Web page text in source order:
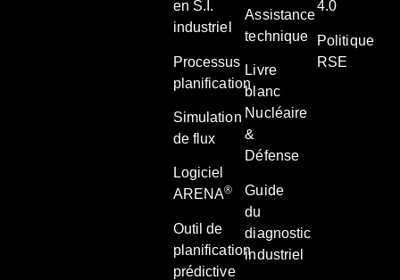
en S.I.
industriel
Processus
planification
Simulation
de flux
Logiciel
ARENA®
Outil de
planification
prédictive
Assistance
technique
Livre
blanc
Nucléaire
&
Défense
Guide
du
diagnostic
industriel
4.0
Politique
RSE